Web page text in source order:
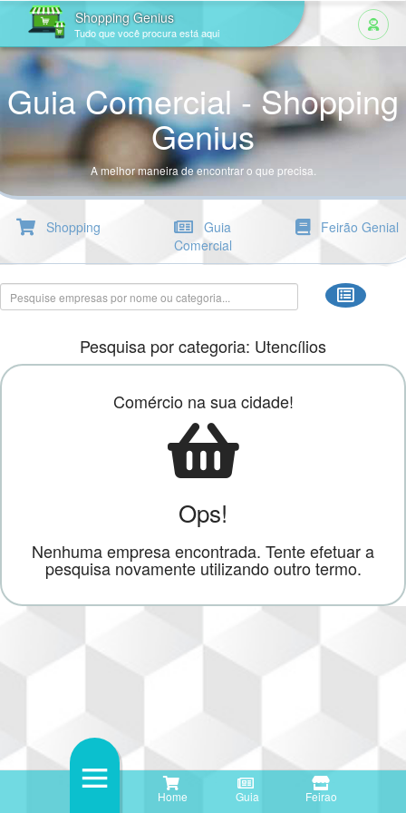
Shopping Genius
Tudo que você procura está aqui
Home Guia Feirao
Guia Comercial - Shopping
Genius
A melhor maneira de encontrar o que precisa.
Shopping
Guia
Comercial
Feirão Genial
Pesquisa por categoria: Utencílios
Comércio na sua cidade!
Ops!
Nenhuma empresa encontrada. Tente efetuar a
pesquisa novamente utilizando outro termo.